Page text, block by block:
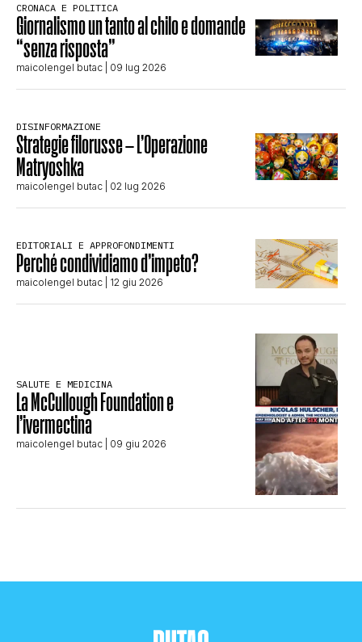
CRONACA E POLITICA
Giornalismo un tanto al chilo e domande
“senza risposta”
maicolengel butac | 09 lug 2026
DISINFORMAZIONE
Strategie filorusse – L’Operazione
Matryoshka
maicolengel butac | 02 lug 2026
EDITORIALI E APPROFONDIMENTI
Perché condividiamo d’impeto?
maicolengel butac | 12 giu 2026
SALUTE E MEDICINA
La McCullough Foundation e
l’ivermectina
maicolengel butac | 09 giu 2026